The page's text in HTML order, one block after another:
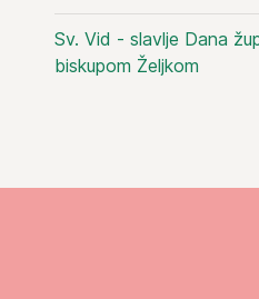
Sv. Vid - slavlje Dana
biskupom Željkom